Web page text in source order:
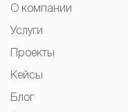
О компании
Услуги
Проекты
Кейсы
Блог